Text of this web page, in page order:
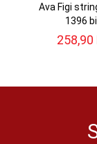
Ava Figi
1396
258,90